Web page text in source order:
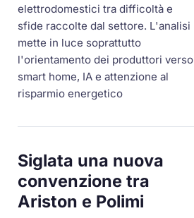
elettrodomestici tra difficoltà e
sfide raccolte dal settore. L'analisi
mette in luce soprattutto
l'orientamento dei produttori verso
smart home, IA e attenzione al
risparmio energetico
Siglata una nuova
convenzione tra
Ariston e Polimi